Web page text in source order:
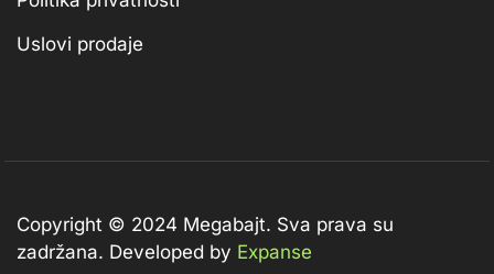
Uslovi prodaje
Copyright © 2024 Megabajt. Sva prava su
zadržana. Developed by Expanse